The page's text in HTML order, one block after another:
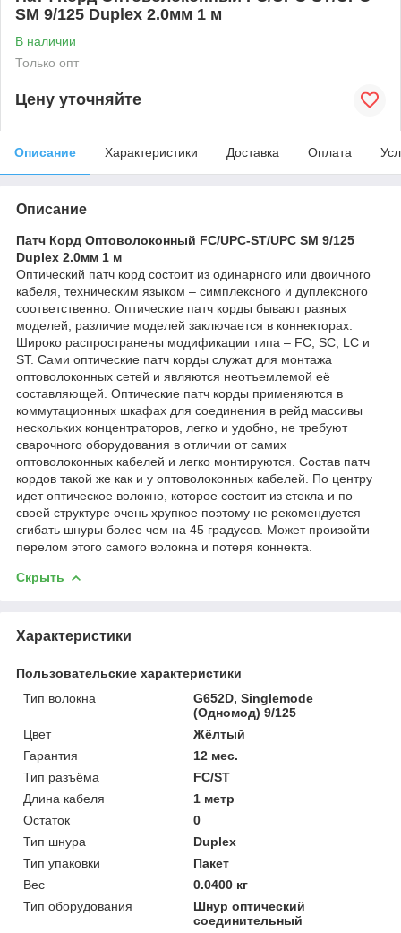
SM 9/125 Duplex 2.0мм 1 м
В наличии
Только опт
Цену уточняйте
Описание Характеристики Доставка Оплата
Описание
Патч Корд Оптоволоконный FC/UPC-ST/UPC SM 9/125
Duplex 2.0мм 1 м
Оптический патч корд состоит из одинарного или двоичного
кабеля, техническим языком – симплексного и дуплексного
соответственно. Оптические патч корды бывают разных
моделей, различие моделей заключается в коннекторах.
Широко распространены модификации типа – FC, SC, LC и
ST. Сами оптические патч корды служат для монтажа
оптоволоконных сетей и являются неотъемлемой её
составляющей. Оптические патч корды применяются в
коммутационных шкафах для соединения в рейд массивы
нескольких концентраторов, легко и удобно, не требуют
сварочного оборудования в отличии от самих
оптоволоконных кабелей и легко монтируются. Состав патч
кордов такой же как и у оптоволоконных кабелей. По центру
идет оптическое волокно, которое состоит из стекла и по
своей структуре очень хрупкое поэтому не рекомендуется
сгибать шнуры более чем на 45 градусов. Может произойти
перелом этого самого волокна и потеря коннекта.
Скрыть
Характеристики
Пользовательские характеристики
Тип волокна
G652D, Singlemode
(Одномод) 9/125
Цвет
Жёлтый
Гарантия
12 мес.
Тип разъёма
FC/ST
Длина кабеля
1 метр
Остаток
0
Тип шнура
Duplex
Тип упаковки
Пакет
Вес
0.0400 кг
Тип оборудования
Шнур оптический
соединительный